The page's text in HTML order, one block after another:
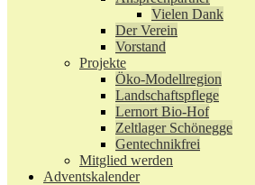
Vielen Dank
Der Verein
Vorstand
Projekte
Öko-Modellregion
Landschaftspflege
Lernort Bio-Hof
Zeltlager Schönegge
Gentechnikfrei
Mitglied werden
Adventskalender